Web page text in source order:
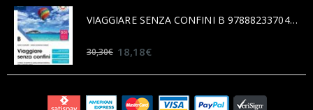
VIAGGIARE SENZA CONFINI B 9788823370456
30,30€ 18,18€